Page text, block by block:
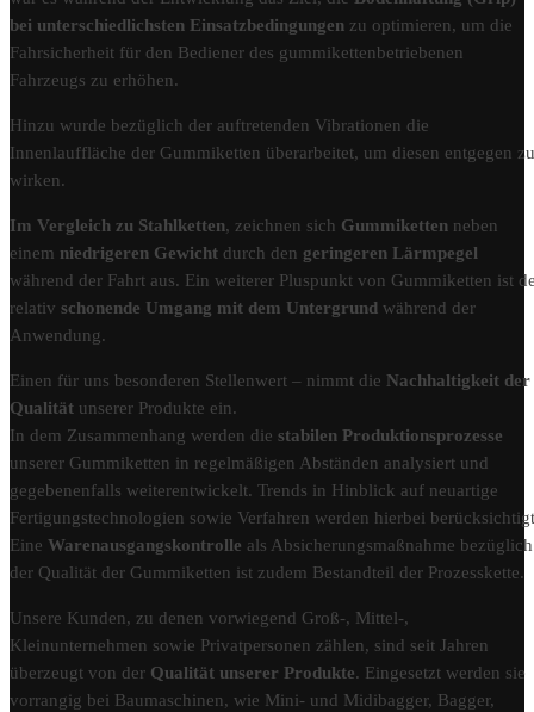
bei unterschiedlichsten Einsatzbedingungen zu optimieren, um die
Fahrsicherheit für den Bediener des gummikettenbetriebenen
Fahrzeugs zu erhöhen.
Hinzu wurde bezüglich der auftretenden Vibrationen die
Innenlauffläche der Gummiketten überarbeitet, um diesen entgegen zu
wirken.
Im Vergleich zu Stahlketten, zeichnen sich Gummiketten neben
einem niedrigeren Gewicht durch den geringeren Lärmpegel
während der Fahrt aus. Ein weiterer Pluspunkt von Gummiketten ist
relativ schonende Umgang mit dem Untergrund während der
Anwendung.
Einen für uns besonderen Stellenwert – nimmt die Nachhaltigkeit der
Qualität unserer Produkte ein.
In dem Zusammenhang werden die stabilen Produktionsprozesse
unserer Gummiketten in regelmäßigen Abständen analysiert und
gegebenenfalls weiterentwickelt. Trends in Hinblick auf neuartige
Fertigungstechnologien sowie Verfahren werden hierbei
Eine Warenausgangskontrolle als Absicherungsmaßnahme bezüglich
der Qualität der Gummiketten ist zudem Bestandteil der Prozesskette.
Unsere Kunden, zu denen vorwiegend Groß-, Mittel-,
Kleinunternehmen sowie Privatpersonen zählen, sind seit Jahren
überzeugt von der Qualität unserer Produkte. Eingesetzt werden sie
vorrangig bei Baumaschinen, wie Mini- und Midibagger, Bagger,